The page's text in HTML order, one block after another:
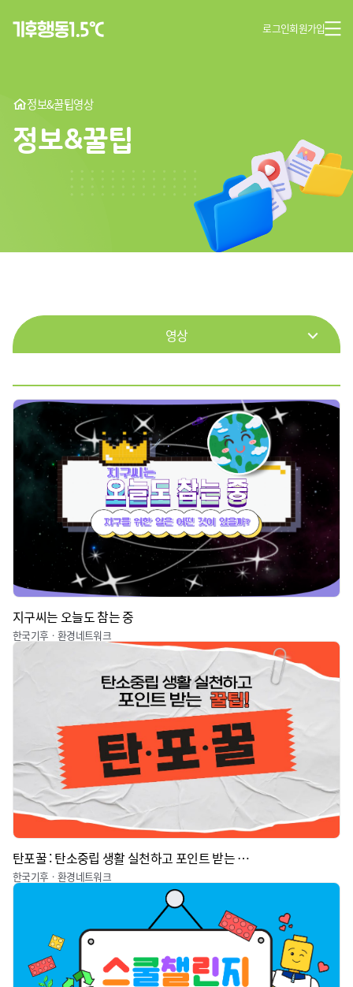
로그인회원가입
정보&꿀팁영상
정보&꿀팁
웹툰
짤툰
영상
기타
지구씨는 오늘도 참는 중
한국기후ㆍ환경네트워크
탄포꿀 : 탄소중립 생활 실천하고 포인트 받는 꿀팁
한국기후ㆍ환경네트워크